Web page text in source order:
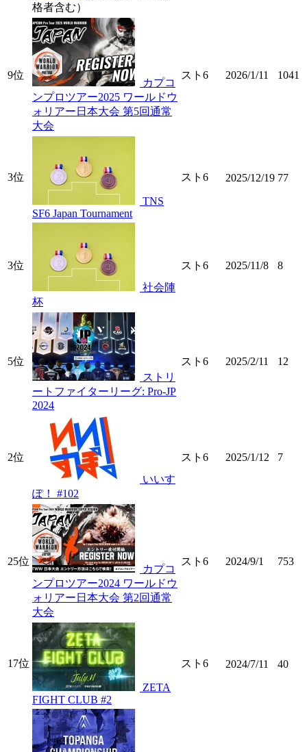
格者含む）
9位
カプコ
ンプロツアー2025 ワールドウ
ォリアー日本大会 第5回通常
大会
スト6 2026/1/11 1041
3位
TNS
SF6 Japan Tournament
スト6 2025/12/19 77
3位
社会陣
杯
スト6 2025/11/8 8
5位
ストリ
ートファイターリーグ: Pro-JP
2024
スト6 2025/2/11 12
2位
いいす
ぽ！ #102
スト6 2025/1/12 7
25位
カプコ
ンプロツアー2024 ワールドウ
ォリアー日本大会 第2回通常
大会
スト6 2024/9/1 753
17位
ZETA
FIGHT CLUB #2
スト6 2024/7/11 40